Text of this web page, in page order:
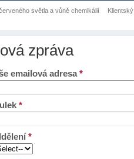
světla a vůně chemikálií
zpráva
emailová adresa*
*
*